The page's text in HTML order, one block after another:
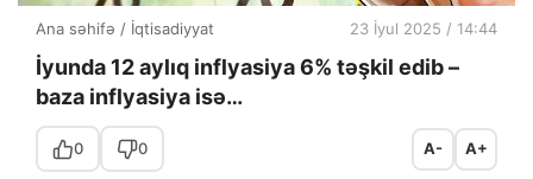
Ana səhifə / İqtisadiyyat 23 İyul 2025 / 14:44
İyunda 12 aylıq inflyasiya 6% təşkil edib –
baza inflyasiya isə…
0 0 A- A+